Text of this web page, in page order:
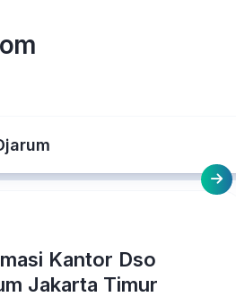
Kantor Dso
Jakarta Timur